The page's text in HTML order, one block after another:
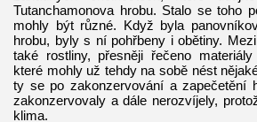
Tutanchamonova hrobu. Stalo se toho
mohly být různé. Když byla
hrobu, byly s ní pohřbeny i obětiny.
také rostliny, přesněji řečeno materiály
které mohly už tehdy na sobě nést
ty se po zakonzervování a zapečetění
zakonzervovaly a dále nerozvíjely,
klima.